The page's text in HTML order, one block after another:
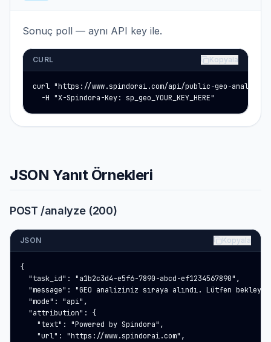
Sonuç poll — aynı API key ile.
CURL Kopyala
curl "https://www.spindorai.com/api/public-geo-analysis/
  -H "X-Spindora-Key: sp_geo_YOUR_KEY_HERE"
JSON Yanıt Örnekleri
POST /analyze (200)
JSON Kopyala
{
  "task_id": "a1b2c3d4-e5f6-7890-abcd-ef1234567890",
"message": "GEO analiziniz sıraya alındı. Lütfen
  "mode": "api",
  "attribution": {
    "text": "Powered by Spindora",
    "url": "https://www.spindorai.com",